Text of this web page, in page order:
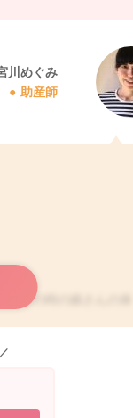
川めぐみ
助産師
その時の娘さんの体
泣いて欲しがって見せ
に飲もうとしている